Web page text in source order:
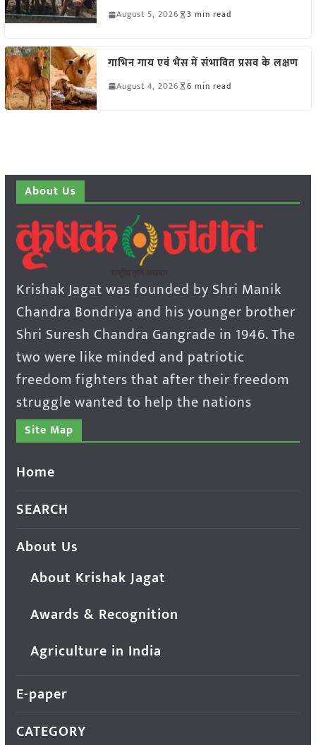
August 5, 2026 3 min read
गाभिन गाय एवं भैंस में संभावित प्रसव के लक्षण
August 4, 2026 6 min read
About Us
Krishak Jagat was founded by Shri Manik
Chandra Bondriya and his younger brother
Shri Suresh Chandra Gangrade in 1946. The
two were like minded and patriotic
freedom fighters that after their freedom
struggle wanted to help the nations
Site Map
Home
SEARCH
About Us
About Krishak Jagat
Awards & Recognition
Agriculture in India
E-paper
CATEGORY